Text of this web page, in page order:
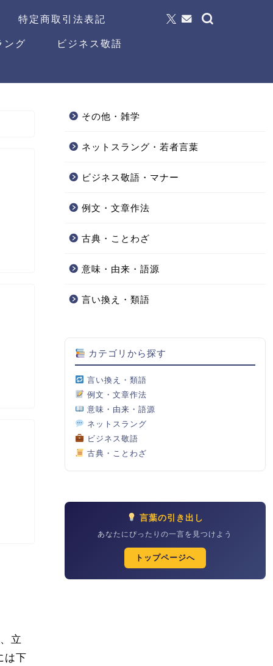
特定商取引法表記
ング
ビジネス敬語
立
は下
その他・雑学
ネットスラング・若者言葉
ビジネス敬語・マナー
例文・文章作法
古典・ことわざ
意味・由来・語源
言い換え・類語
カテゴリから探す
言い換え・類語
例文・文章作法
意味・由来・語源
ネットスラング
ビジネス敬語
古典・ことわざ
言葉の引き出し
あなたにぴったりの一言を見つけよう
トップページへ